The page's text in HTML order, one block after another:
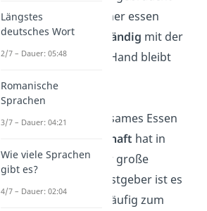
wird. Die Amerikaner essen
anschließend
einhändig mit der
Gabel, die andere Hand bleibt
Russland:Gemeinsames Essen
Gastfreundschaft hat in
Russland eine sehr große
Bedeutung. Als Gastgeber ist es
üblich, die Gäste häufig zum
Längstes
deutsches Wort
2/7 – Dauer: 05:48
Romanische
Sprachen
3/7 – Dauer: 04:21
Wie viele Sprachen
gibt es?
4/7 – Dauer: 02:04